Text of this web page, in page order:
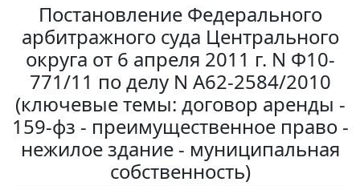
Постановление Федерального
арбитражного суда Центрального
округа от 6 апреля 2011 г. N Ф10-
771/11 по делу N А62-2584/2010
(ключевые темы: договор аренды -
159-фз - преимущественное право -
нежилое здание - муниципальная
собственность)